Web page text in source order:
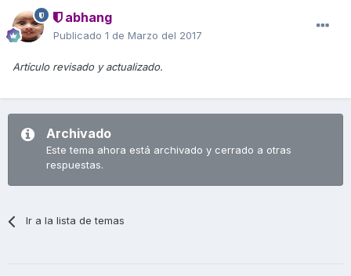
abhang
Publicado 1 de Marzo del 2017
Artículo revisado y actualizado.
Archivado
Este tema ahora está archivado y cerrado a otras
respuestas.
Ir a la lista de temas